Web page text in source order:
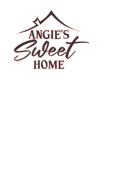
contenu